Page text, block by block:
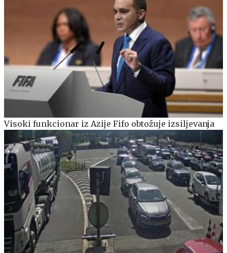
Visoki funkcionar iz Azije Fifo obtožuje izsiljevanja